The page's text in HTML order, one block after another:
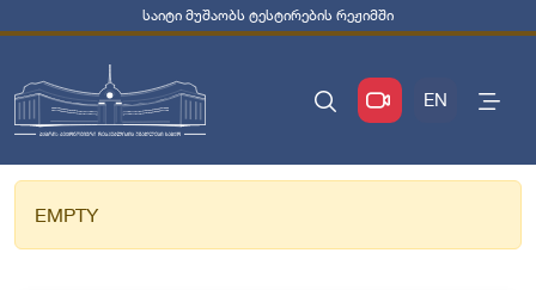
საიტი მუშაობს ტესტირების რეჟიმში
EN
EMPTY